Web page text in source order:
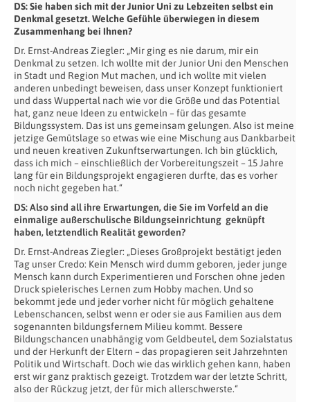
DS:Sie haben sich mit der Junior Uni zu Lebzeiten selbst ein
Denkmal gesetzt. Welche Gefühle überwiegen in diesem
Zusammenhang bei Ihnen?
Dr. Ernst-Andreas Ziegler: „Mir ging es nie darum, mir ein
Denkmal zu setzen. Ich wollte mit der Junior Uni den Menschen
in Stadt und Region Mut machen, und ich wollte mit vielen
anderen unbedingt beweisen, dass unser Konzept funktioniert
und dass Wuppertal nach wie vor die Größe und das Potential
hat, ganz neue Ideen zu entwickeln – für das gesamte
Bildungssystem. Das ist uns gemeinsam gelungen. Also ist meine
jetzige Gemütslage so etwas wie eine Mischung aus Dankbarbeit
und neuen kreativen Zukunftserwartungen. Ich bin glücklich,
dass ich mich – einschließlich der Vorbereitungszeit – 15 Jahre
lang für ein Bildungsprojekt engagieren durfte, das es vorher
noch nicht gegeben hat.“
DS: Also sind all ihre Erwartungen, die Sie im Vorfeld an die
einmalige außerschulische Bildungseinrichtung geknüpft
haben, letztendlich Realität geworden?
Dr. Ernst-Andreas Ziegler: „Dieses Großprojekt bestätigt jeden
Tag unser Credo: Kein Mensch wird dumm geboren, jeder junge
Mensch kann durch Experimentieren und Forschen ohne jeden
Druck spielerisches Lernen zum Hobby machen. Und so
bekommt jede und jeder vorher nicht für möglich gehaltene
Lebenschancen, selbst wenn er oder sie aus Familien aus dem
sogenannten bildungsfernem Milieu kommt. Bessere
Bildungschancen unabhängig vom Geldbeutel, dem Sozialstatus
und der Herkunft der Eltern – das propagieren seit Jahrzehnten
Politik und Wirtschaft. Doch wie das wirklich gehen kann, haben
erst wir ganz praktisch gezeigt. Trotzdem war der letzte Schritt,
also der Rückzug jetzt, der für mich allerschwerste.“